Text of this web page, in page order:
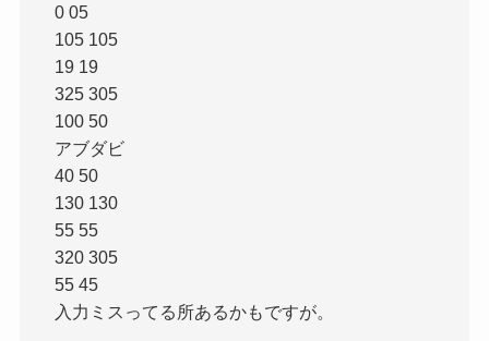
0 05
105 105
19 19
325 305
100 50
アブダビ
40 50
130 130
55 55
320 305
55 45
入力ミスってる所あるかもですが。